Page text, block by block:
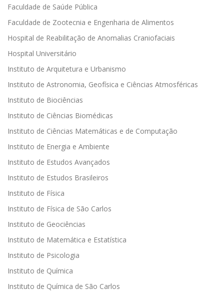
Faculdade de Saúde Pública
Faculdade de Zootecnia e Engenharia de Alimentos
Hospital de Reabilitação de Anomalias Craniofaciais
Hospital Universitário
Instituto de Arquitetura e Urbanismo
Instituto de Astronomia, Geofísica e Ciências Atmosféricas
Instituto de Biociências
Instituto de Ciências Biomédicas
Instituto de Ciências Matemáticas e de Computação
Instituto de Energia e Ambiente
Instituto de Estudos Avançados
Instituto de Estudos Brasileiros
Instituto de Física
Instituto de Física de São Carlos
Instituto de Geociências
Instituto de Matemática e Estatística
Instituto de Psicologia
Instituto de Química
Instituto de Química de São Carlos